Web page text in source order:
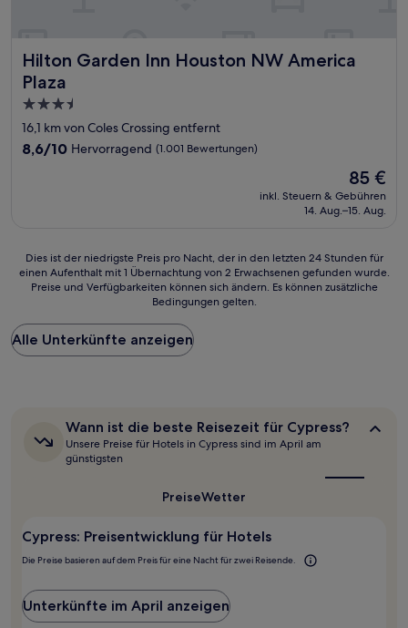
Hilton Garden Inn Houston NW America
Plaza
Hilton Garden Inn Houston NW America Plaza
3.5-
Sterne-
Unterkunft
16,1 km von Coles Crossing entfernt
8.6
8,6/10 Hervorragend (1.001 Bewertungen)
Der
Preis
beträgt
85 €
inkl. Steuern & Gebühren
14. Aug.–15. Aug.
Dies
ist
Preis
pro
Nacht,
24 Stunden
von
2 Erwachsenen
wurde.
Preise
und
Dies ist der niedrigste Preis pro Nacht, der in den letzten 24 Stunden für
einen Aufenthalt mit 1 Übernachtung von 2 Erwachsenen gefunden wurde.
Preise und Verfügbarkeiten können sich ändern. Es können zusätzliche
Bedingungen gelten.
Alle Unterkünfte anzeigen
Wann
ist
die
beste
Wann ist die beste Reisezeit für Cypress?
Unsere Preise für Hotels in Cypress sind im April am
günstigsten
PreiseWetter
Cypress: Preisentwicklung für Hotels
Die Preise basieren auf dem Preis für eine Nacht für zwei Reisende.
Unterkünfte im April anzeigen